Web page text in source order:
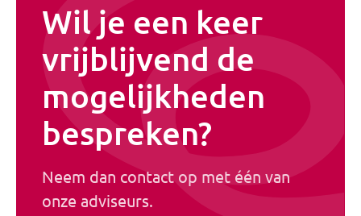
Wil je een keer
vrijblijvend de
mogelijkheden
bespreken?
Neem dan contact op met één van
onze adviseurs.